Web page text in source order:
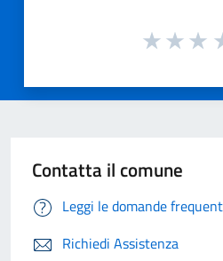
Contatta il comune
Leggi le domande
Richiedi Assistenza